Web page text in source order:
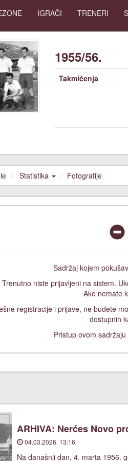
IGRAČI TRENERI
1955/56.
Takmičenja
Statistika Fotografije
Sadržaj kojem
Trenutno niste prijavljeni na sistem.
Ako nemate
registracije i prijave, ne budete
dostupnih
Pristup ovom
ARHIVA: Nerćes Novo
04.03.2026. 13:16
Na današnji dan, 4. marta 1956.